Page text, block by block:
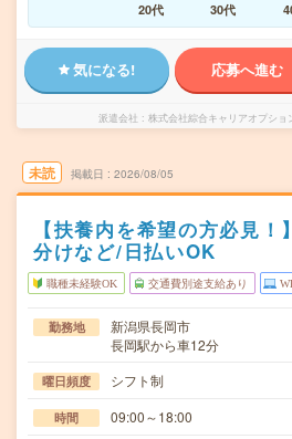
20代
30代
気になる! 応募へ進む
派遣会社 株式会社綜合キャリアオプシ
未読 掲載日 2026/08/05
【扶養内を希望の方必見
分けなど/日払いOK
職種未経験OK 交通費別途支給あり
勤務地
新潟県長岡市
長岡駅から車12分
曜日頻度 シフト制
時間 09:00～18:00